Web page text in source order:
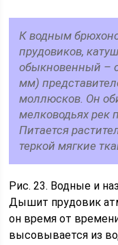
К водным
прудовиков,
обыкновенный –
мм)
моллюсков. Он
мелководьях рек
Питается
теркой мягкие
Рис. 23. Водные и
Дышит прудовик
он время от
высовывается из